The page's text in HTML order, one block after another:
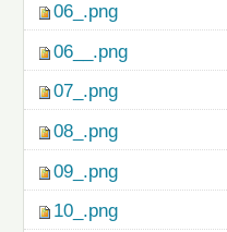
06_.png
06__.png
07_.png
08_.png
09_.png
10_.png